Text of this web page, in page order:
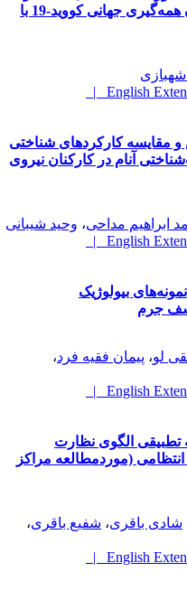
حفاظت از بهداشت عمومی در دوران همه‌گیری جهانی کووید-19 با
English
کارکرد‌های شناختی
آنام در کارکنان نیروی
ابراهیم مداحی،وحید شیبانی
English
بیولوژیک
جرم
لو،پیمان فقیه فرد ،
English
الگوی نظارت
(موردمطالعه مراکز
باقری،شفیع باقری،
English